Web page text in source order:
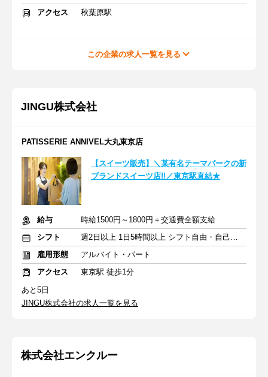
アクセス
秋葉原駅
この企業の求人一覧を見る
JINGU株式会社
PATISSERIE ANNIVEL大丸東京店
【スイーツ販売】＼某有名テーマパークの新
ブランドスイーツ店!!／東京駅直結★
給与
時給1500円～1800円＋交通費全額支給
シフト
週2日以上 1日5時間以上 シフト自由・自己申告
雇用形態
アルバイト・パート
アクセス
東京駅 徒歩1分
あと5日
JINGU株式会社の求人一覧を見る
株式会社エンクルー